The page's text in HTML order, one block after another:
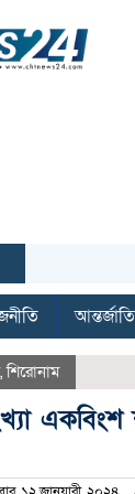
,শিরোনাম